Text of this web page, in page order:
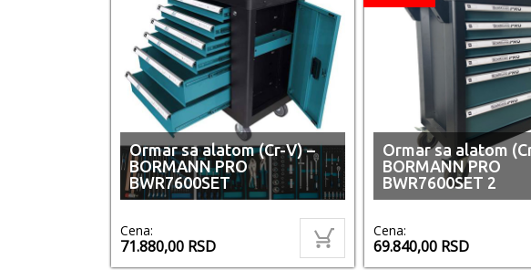
Ormar sa alatom (Cr-V) –
BORMANN PRO
BWR7600SET
Cena:
71.880,00 RSD
Ormar sa alatom
BORMANN PRO
BWR7600SET 2
Cena:
69.840,00 RSD